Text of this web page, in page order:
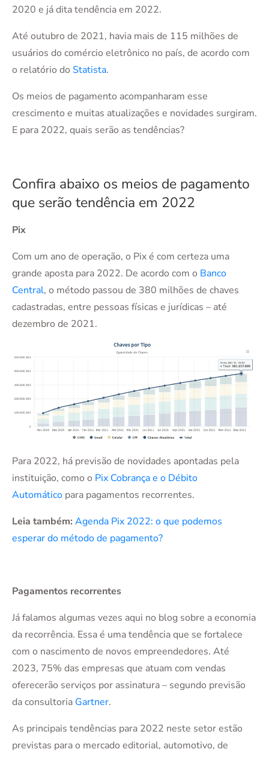
2020 e já dita tendência em 2022.
Até outubro de 2021, havia mais de 115 milhões de
usuários do comércio eletrônico no país, de acordo com
o relatório do Statista.
Os meios de pagamento acompanharam esse
crescimento e muitas atualizações e novidades surgiram.
E para 2022, quais serão as tendências?
Confira abaixo os meios de pagamento
que serão tendência em 2022
Pix
Com um ano de operação, o Pix é com certeza uma
grande aposta para 2022. De acordo com o Banco
Central, o método passou de 380 milhões de chaves
cadastradas, entre pessoas físicas e jurídicas – até
dezembro de 2021.
Para 2022, há previsão de novidades apontadas pela
instituição, como o Pix Cobrança e o Débito
Automático para pagamentos recorrentes.
Leia também: Agenda Pix 2022: o que podemos
esperar do método de pagamento?
Pagamentos recorrentes
Já falamos algumas vezes aqui no blog sobre a economia
da recorrência. Essa é uma tendência que se fortalece
com o nascimento de novos empreendedores. Até
2023, 75% das empresas que atuam com vendas
oferecerão serviços por assinatura – segundo previsão
da consultoria Gartner.
As principais tendências para 2022 neste setor estão
previstas para o mercado editorial, automotivo, de